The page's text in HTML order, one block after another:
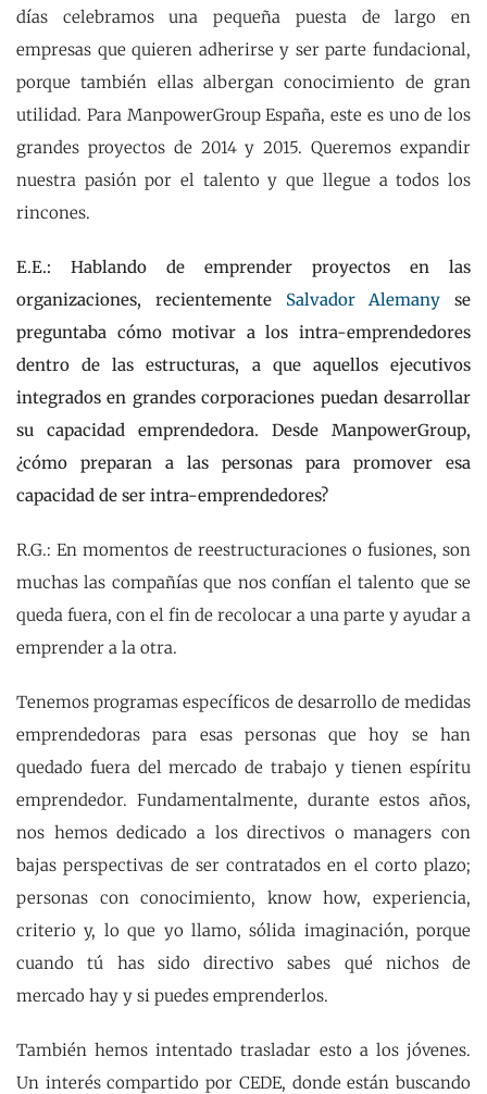
días celebramos una pequeña puesta de largo en
empresas que quieren adherirse y ser parte fundacional,
porque también ellas albergan conocimiento de gran
utilidad. Para ManpowerGroup España, este es uno de los
grandes proyectos de 2014 y 2015. Queremos expandir
nuestra pasión por el talento y que llegue a todos los
rincones.
E.E.: Hablando de emprender proyectos en las
organizaciones, recientemente Salvador Alemany se
preguntaba cómo motivar a los intra-emprendedores
dentro de las estructuras, a que aquellos ejecutivos
integrados en grandes corporaciones puedan desarrollar
su capacidad emprendedora. Desde ManpowerGroup,
¿cómo preparan a las personas para promover esa
capacidad de ser intra-emprendedores?
R.G.: En momentos de reestructuraciones o fusiones, son
muchas las compañías que nos confían el talento que se
queda fuera, con el fin de recolocar a una parte y ayudar a
emprender a la otra.
Tenemos programas específicos de desarrollo de medidas
emprendedoras para esas personas que hoy se han
quedado fuera del mercado de trabajo y tienen espíritu
emprendedor. Fundamentalmente, durante estos años,
nos hemos dedicado a los directivos o managers con
bajas perspectivas de ser contratados en el corto plazo;
personas con conocimiento, know how, experiencia,
criterio y, lo que yo llamo, sólida imaginación, porque
cuando tú has sido directivo sabes qué nichos de
mercado hay y si puedes emprenderlos.
También hemos intentado trasladar esto a los jóvenes.
Un interés compartido por CEDE, donde están buscando